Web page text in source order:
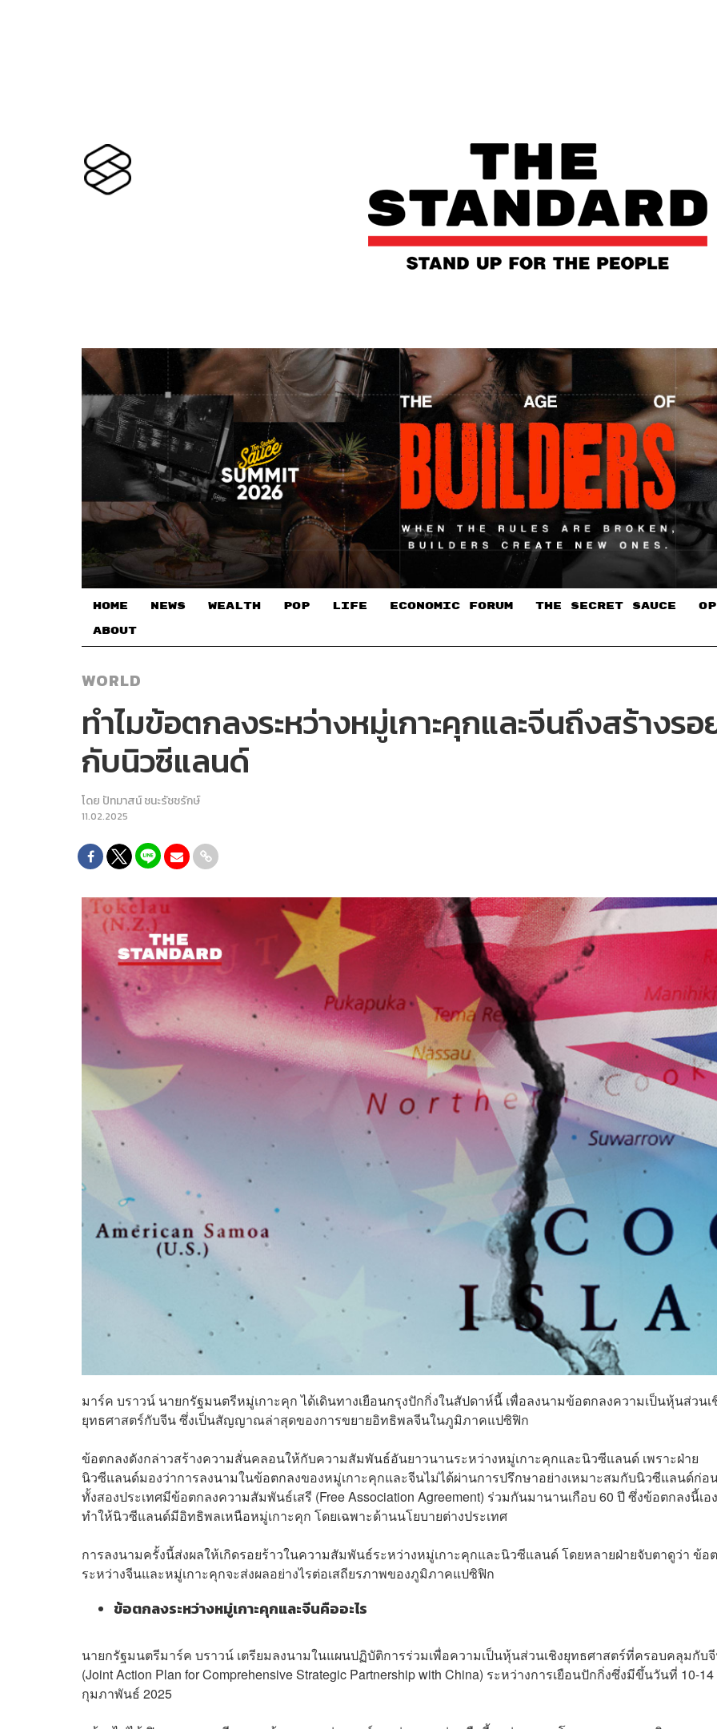
HOME NEWS WEALTH POP LIFE ECONOMIC FORUM THE SECRET SAUCE​
ABOUT
WORLD
ทำไมข้อตกลงระหว่างหมู่เกาะคุกและจีนถึงสร้างร
กับนิวซีแลนด์
โดย ปัทมาสน์ ชนะรัชชรักษ์
11.02.2025
มาร์ค บราวน์ นายกรัฐมนตรีหมู่เกาะคุก ได้เดินทางเยือนกรุงปักกิ่งในสัปดาห์นี้ เพื่อลงนามข้อตกลงความเป็นหุ้นส่วนเ
ยุทธศาสตร์กับจีน ซึ่งเป็นสัญญาณล่าสุดของการขยายอิทธิพลจีนในภูมิภาคแปซิฟิก
ข้อตกลงดังกล่าวสร้างความสั่นคลอนให้กับความสัมพันธ์อันยาวนานระหว่างหมู่เกาะคุกและนิวซีแลนด์ เพราะฝ่าย
นิวซีแลนด์มองว่าการลงนามในข้อตกลงของหมู่เกาะคุกและจีนไม่ได้ผ่านการปรึกษาอย่างเหมาะสมกับนิวซีแลนด์ก่อ
ทั้งสองประเทศมีข้อตกลงความสัมพันธ์เสรี (Free Association Agreement) ร่วมกันมานานเกือบ 60 ปี ซึ่งข้อตกลงนี้เอง
ทำให้นิวซีแลนด์มีอิทธิพลเหนือหมู่เกาะคุก โดยเฉพาะด้านนโยบายต่างประเทศ
การลงนามครั้งนี้ส่งผลให้เกิดรอยร้าวในความสัมพันธ์ระหว่างหมู่เกาะคุกและนิวซีแลนด์ โดยหลายฝ่ายจับตาดูว่า ข้อ
ระหว่างจีนและหมู่เกาะคุกจะส่งผลอย่างไรต่อเสถียรภาพของภูมิภาคแปซิฟิก
ข้อตกลงระหว่างหมู่เกาะคุกและจีนคืออะไร
นายกรัฐมนตรีมาร์ค บราวน์ เตรียมลงนามในแผนปฏิบัติการร่วมเพื่อความเป็นหุ้นส่วนเชิงยุทธศาสตร์ที่ครอบคลุมกับ
(Joint Action Plan for Comprehensive Strategic Partnership with China) ระหว่างการเยือนปักกิ่งซึ่งมีขึ้นวันที่ 10-14
กุมภาพันธ์ 2025